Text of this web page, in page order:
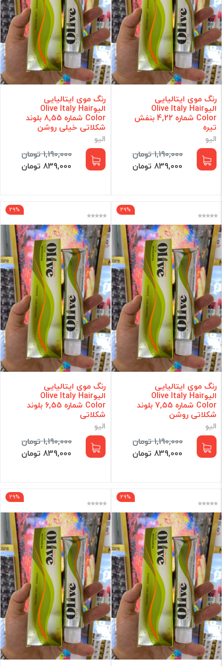
رنگ موی ایتالیایی
الیوOlive Italy Hair
Color شماره 4,22 بنفش
تیره
الیو
1,190,000 تومان
839,000 تومان
رنگ موی ایتالیایی
الیوOlive Italy Hair
Color شماره 8,55 بلوند
شکلاتی خیلی روشن
الیو
1,190,000 تومان
839,000 تومان
29%
رنگ موی ایتالیایی
الیوOlive Italy Hair
Color شماره 7,55 بلوند
شکلاتی روشن
الیو
1,190,000 تومان
839,000 تومان
29%
رنگ موی ایتالیایی
الیوOlive Italy Hair
Color شماره 6,55 بلوند
شکلاتی
الیو
1,190,000 تومان
839,000 تومان
29%
29%